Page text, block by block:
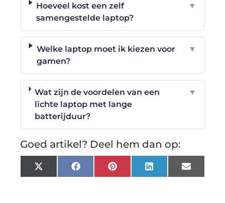
Hoeveel kost een zelf
samengestelde laptop?
▼
Welke laptop moet ik kiezen voor
gamen?
▼
Wat zijn de voordelen van een
lichte laptop met lange
batterijduur?
▼
Goed artikel? Deel hem dan op:
X
(Twitter)
FacebookPinterestLinkedInEmail